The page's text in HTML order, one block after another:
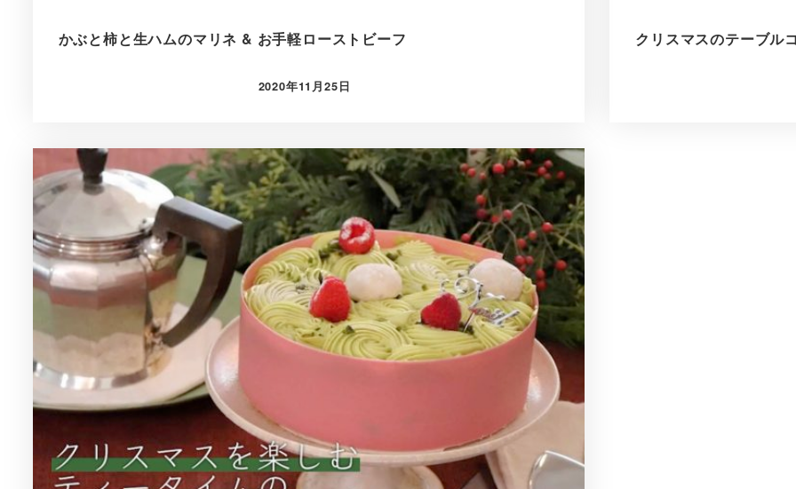
かぶと柿と生ハムのマリネ & お手軽ローストビーフ
2020年11月25日
クリスマスのテーブル